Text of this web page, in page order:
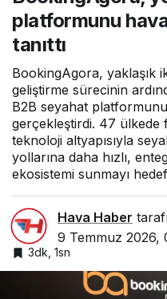
platformunu
tanıttı
BookingAgora, yaklaşık
geliştirme sürecinin
B2B seyahat
gerçekleştirdi. 47 ülkede
teknoloji altyapısıyla
yollarına daha hızlı,
ekosistemi sunmayı
Hava Haber
9 Temmuz 2026,
3dk, 1sn